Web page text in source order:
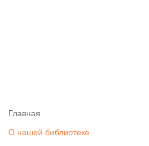
Главная
О нашей библиотеке